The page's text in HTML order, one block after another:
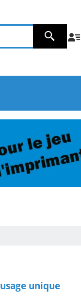
unique